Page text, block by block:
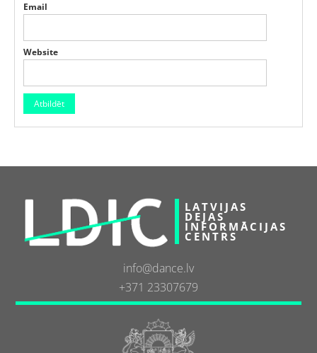
Email
Website
LATVIJAS
DEJAS
INFORMĀCIJAS
CENTRS
info@dance.lv
+371 23307679